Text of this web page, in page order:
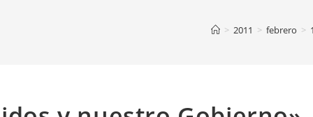
> 2011 > febrero >